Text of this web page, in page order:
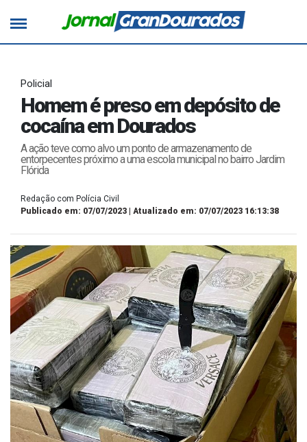
Policial
Homem é preso em depósito de
cocaína em Dourados
A ação teve como alvo um ponto de armazenamento de
entorpecentes próximo a uma escola municipal no bairro Jardim
Flórida
Redação com Polícia Civil
Publicado em: 07/07/2023 | Atualizado em: 07/07/2023 16:13:38